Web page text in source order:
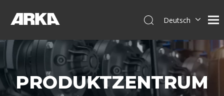
Deutsch
简体中文
العربية
Français
Pусский
PRODUKTZENTRUM